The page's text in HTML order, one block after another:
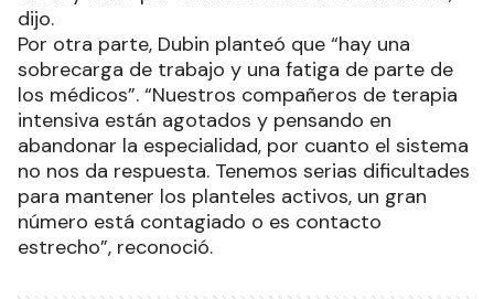
dijo.
Por otra parte, Dubin planteó que “hay una
sobrecarga de trabajo y una fatiga de parte de
los médicos”. “Nuestros compañeros de terapia
intensiva están agotados y pensando en
abandonar la especialidad, por cuanto el sistema
no nos da respuesta. Tenemos serias dificultades
para mantener los planteles activos, un gran
número está contagiado o es contacto
estrecho”, reconoció.